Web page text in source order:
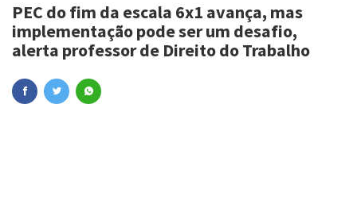
PEC do fim da escala 6x1 avança, mas
implementação pode ser um desafio,
alerta professor de Direito do Trabalho